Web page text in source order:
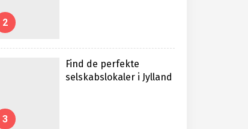
2
3
Find de perfekte
selskabslokaler i Jylland